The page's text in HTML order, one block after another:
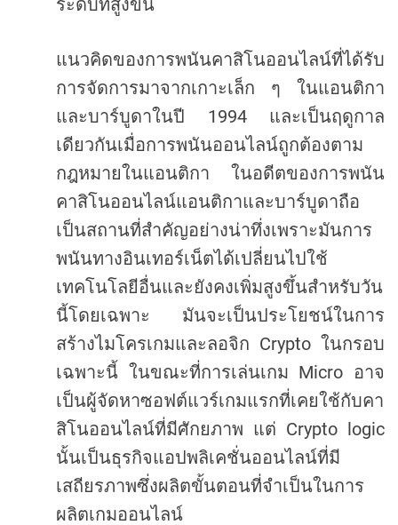
ระดับที่สูงขึ้น
แนวคิดของการพนันคาสิโนออนไลน์ที่ได้รับ
การจัดการมาจากเกาะเล็ก
ๆ
ในแอนติกา
และบาร์บูดาในปี 1994 และเป็นฤดูกาล
เดียวกันเมื่อการพนันออนไลน์ถูกต้องตาม
กฎหมายในแอนติกา
ในอดีตของการพนัน
คาสิโนออนไลน์แอนติกาและบาร์บูดาถือ
เป็นสถานที่สำคัญอย่างน่าทึ่งเพราะมันการ
พนันทางอินเทอร์เน็ตได้เปลี่ยนไปใช้
เทคโนโลยีอื่นและยังคงเพิ่มสูงขึ้นสำหรับวัน
นี้โดยเฉพาะ
มันจะเป็นประโยชน์ในการ
สร้างไมโครเกมและลอจิก Crypto ในกรอบ
เฉพาะนี้ ในขณะที่การเล่นเกม Micro อาจ
เป็นผู้จัดหาซอฟต์แวร์เกมแรกที่เคยใช้กับคา
สิโนออนไลน์ที่มีศักยภาพ แต่ Crypto logic
นั้นเป็นธุรกิจแอปพลิเคชั่นออนไลน์ที่มี
เสถียรภาพซึ่งผลิตขั้นตอนที่จำเป็นในการ
ผลิตเกมออนไลน์